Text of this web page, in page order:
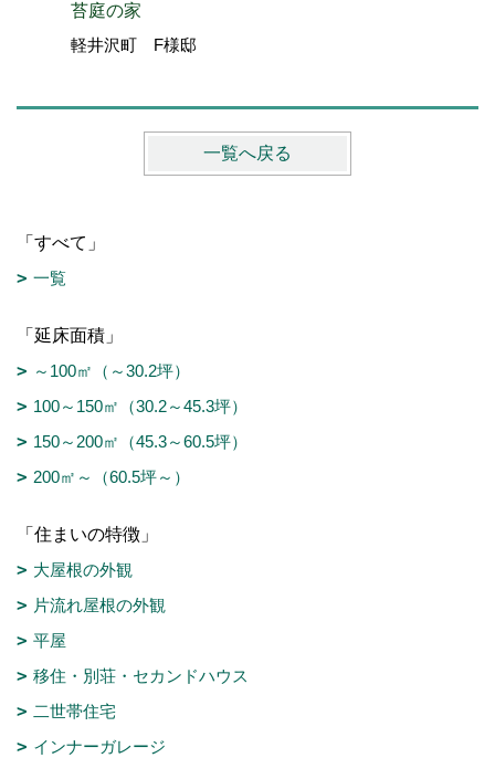
苔庭の家
軽井沢町 F様邸
一覧へ戻る
「すべて」
一覧
「延床面積」
～100㎡（～30.2坪）
100～150㎡（30.2～45.3坪）
150～200㎡（45.3～60.5坪）
200㎡～（60.5坪～）
「住まいの特徴」
大屋根の外観
片流れ屋根の外観
平屋
移住・別荘・セカンドハウス
二世帯住宅
インナーガレージ